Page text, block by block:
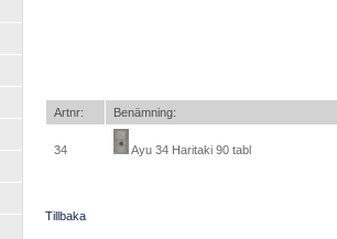
Artnr: Benämning:
34 Ayu 34 Haritaki 90 tabl
Tillbaka